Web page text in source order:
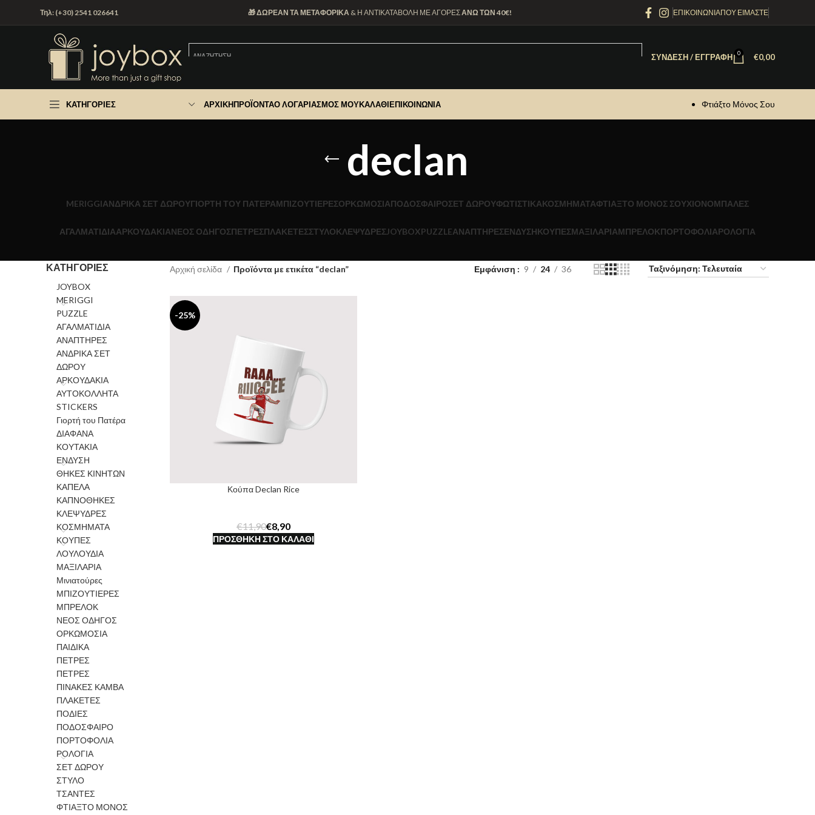
Τηλ: (+30) 2541 026641 🎁 ΔΩΡΕΑΝ ΤΑ ΜΕΤΑΦΟΡΙΚΑ & Η ΑΝΤΙΚΑΤΑΒΟΛΗ ΜΕ ΑΓΟΡΕΣΑΝΩ ΤΩΝ 40€! ΕΠΙΚΟΙΝΩΝΙΑΠΟΥ ΕΙΜΑΣΤΕ
ΣΎΝΔΕΣΗ / ΕΓΓΡΑΦΉ 0 €0,00
ΚΑΤΗΓΟΡΊΕΣ ΑΡΧΙΚΉΠΡΟΪΌΝΤΑΟ ΛΟΓΑΡΙΑΣΜΌΣ ΜΟΥΚΑΛΆΘΙΕΠΙΚΟΙΝΩΝΊΑ Φτιάξτο Μόνος Σου
declan
MERIGGIΑΝΔΡΙΚΑ ΣΕΤ ΔΩΡΟΥΓΙΟΡΤΉ ΤΟΥ ΠΑΤΈΡΑΜΠΙΖΟΥΤΙΕΡΕΣΟΡΚΩΜΟΣΙΑΠΟΔΟΣΦΑΙΡΟΣΕΤ ΔΩΡΟΥΦΩΤΙΣΤΙΚΆΚΟΣΜΗΜΑΤΑΦΤΙΑΞΤΟ ΜΟΝΟΣ ΣΟΥΧΙΟΝΟΜΠΑΛΕΣ
ΑΓΑΛΜΑΤΙΔΙΑΑΡΚΟΥΔΑΚΙΑΝΕΟΣ ΟΔΗΓΟΣΠΕΤΡΕΣΠΛΑΚΕΤΕΣΣΤΥΛΟΚΛΕΨΥΔΡΕΣJOYBOXPUZZLEΑΝΑΠΤΗΡΕΣΕΝΔΥΣΗΚΟΥΠΕΣΜΑΞΙΛΑΡΙΑΜΠΡΕΛΟΚΠΟΡΤΟΦΟΛΙΑΡΟΛΟΓΙΑ
ΚΑΤΗΓΟΡΊΕΣ
JOYBOX
MERIGGI
PUZZLE
ΑΓΑΛΜΑΤΙΔΙΑ
ΑΝΑΠΤΗΡΕΣ
ΑΝΔΡΙΚΑ ΣΕΤ
ΔΩΡΟΥ
ΑΡΚΟΥΔΑΚΙΑ
ΑΥΤΟΚΟΛΛΗΤΑ
STICKERS
Γιορτή του Πατέρα
ΔΙΑΦΑΝΑ
ΚΟΥΤΑΚΙΑ
ΕΝΔΥΣΗ
ΘΗΚΕΣ ΚΙΝΗΤΩΝ
ΚΑΠΕΛΑ
ΚΑΠΝΟΘΗΚΕΣ
ΚΛΕΨΥΔΡΕΣ
ΚΟΣΜΗΜΑΤΑ
ΚΟΥΠΕΣ
ΛΟΥΛΟΥΔΙΑ
ΜΑΞΙΛΑΡΙΑ
Μινιατούρες
ΜΠΙΖΟΥΤΙΕΡΕΣ
ΜΠΡΕΛΟΚ
ΝΕΟΣ ΟΔΗΓΟΣ
ΟΡΚΩΜΟΣΙΑ
ΠΑΙΔΙΚΑ
ΠΕΤΡΕΣ
ΠΕΤΡΕΣ
ΠΙΝΑΚΕΣ ΚΑΜΒΑ
ΠΛΑΚΕΤΕΣ
ΠΟΔΙΕΣ
ΠΟΔΟΣΦΑΙΡΟ
ΠΟΡΤΟΦΟΛΙΑ
ΡΟΛΟΓΙΑ
ΣΕΤ ΔΩΡΟΥ
ΣΤΥΛΟ
ΤΣΑΝΤΕΣ
ΦΤΙΑΞΤΟ ΜΟΝΟΣ
Αρχική σελίδα Προϊόντα με ετικέτα “declan” Εμφάνιση 9 24 36
-25%
Κούπα Declan Rice
€11,90€8,90
ΠΡΟΣΘΉΚΗ ΣΤΟ ΚΑΛΆΘΙ